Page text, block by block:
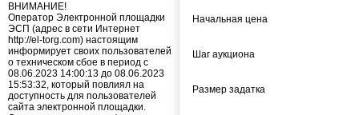
ВНИМАНИЕ!
Оператор Электронной площадки
ЭСП (адрес в сети Интернет
http://el-torg.com) настоящим
информирует своих пользователей
о техническом сбое в период с
08.06.2023 14:00:13 до 08.06.2023
15:53:32, который повлиял на
доступность для пользователей
сайта электронной площадки.
Начальная цена
Шаг аукциона
Размер задатка